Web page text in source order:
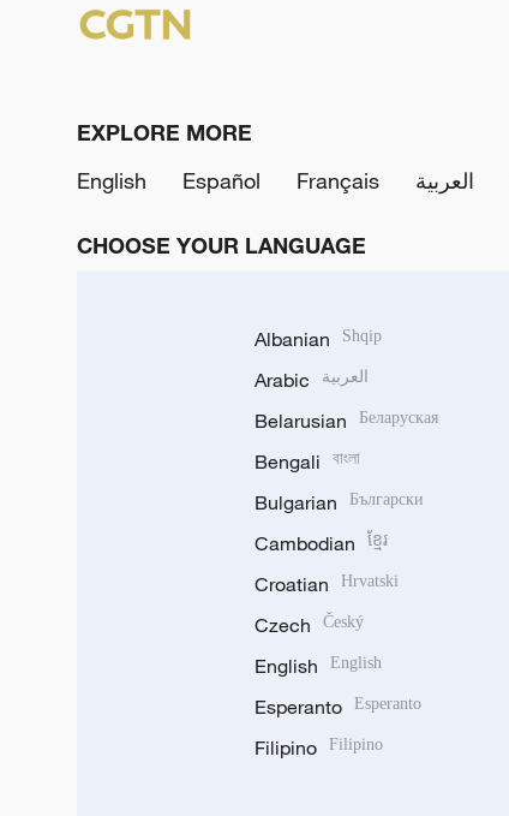
EXPLORE MORE
English
Español Français العربية
CHOOSE YOUR LANGUAGE
Albanian Shqip
Arabic العربية
Belarusian Беларуская
Bengali বাংলা
Bulgarian Български
Cambodian ខ្មែរ
Croatian Hrvatski
Czech Český
English English
Esperanto Esperanto
Filipino Filipino